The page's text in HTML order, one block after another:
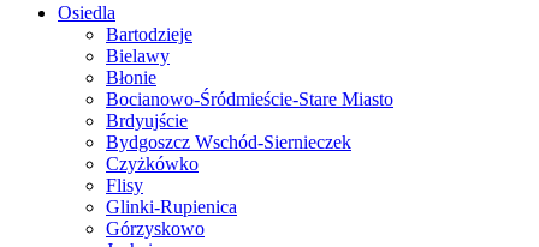
Osiedla
Bartodzieje
Bielawy
Błonie
Bocianowo-Śródmieście-Stare Miasto
Brdyujście
Bydgoszcz Wschód-Siernieczek
Czyżkówko
Flisy
Glinki-Rupienica
Górzyskowo